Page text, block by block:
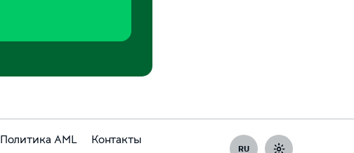
Политика AML
Контакты
RU